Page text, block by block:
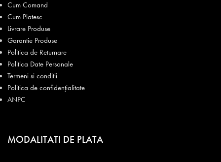
Cum Comand
Cum Platesc
Livrare Produse
Garantie Produse
Politica de Returnare
Politica Date Personale
Termeni si conditii
Politica de confidențialitate
ANPC
MODALITATI DE PLATA